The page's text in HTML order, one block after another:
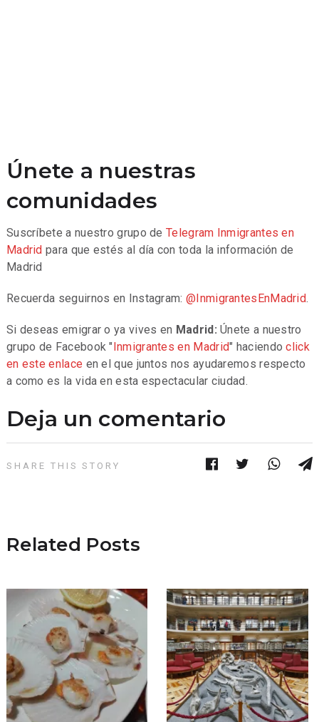
Únete a nuestras
comunidades
Suscríbete a nuestro grupo deTelegram Inmigrantes en
Madrid para que estés al día con toda la información de
Madrid
Recuerda seguirnos en Instagram: @InmigrantesEnMadrid.
Si deseas emigrar o ya vives en Madrid:Únete a nuestro
grupo de Facebook " Inmigrantes en Madrid" haciendoclick
en este enlace en el que juntos nos ayudaremos respecto
a como es la vida en esta espectacular ciudad.
Deja un comentario
SHARE THIS STORY
Related Posts